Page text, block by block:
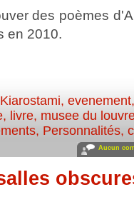
des poèmes
en 2010.
,evenement
, livre, musee du
, Personnalités,
Aucun